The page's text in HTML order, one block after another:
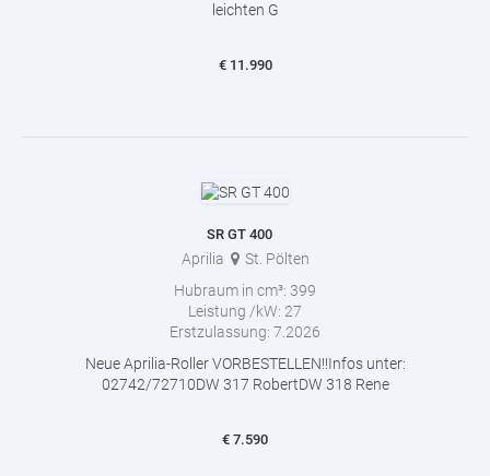
leichten G
€ 11.990
SR GT 400
Aprilia
St. Pölten
Hubraum in cm³: 399
Leistung /kW: 27
Erstzulassung: 7.2026
Neue Aprilia-Roller VORBESTELLEN!!Infos unter:
02742/72710DW 317 RobertDW 318 Rene
€ 7.590